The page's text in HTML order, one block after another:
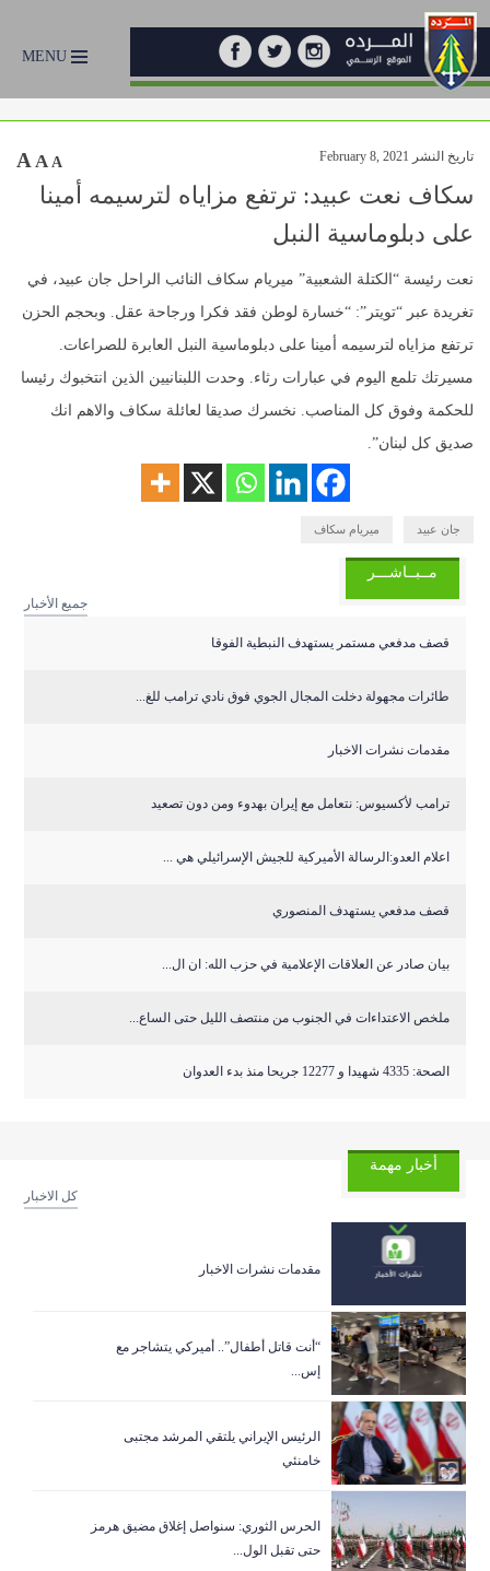
MENU
تاريخ النشر February 8, 2021 A A A
سكاف نعت عبيد: ترتفع مزاياه لترسيمه أمينا
على دبلوماسية النبل
نعت رئيسة “الكتلة الشعبية” ميريام سكاف النائب الراحل جان عبيد، في
تغريدة عبر “تويتر”: “خسارة لوطن فقد فكرا ورجاحة عقل. وبحجم الحزن
ترتفع مزاياه لترسيمه أمينا على دبلوماسية النبل العابرة للصراعات.
مسيرتك تلمع اليوم في عبارات رثاء. وحدت اللبنانيين الذين انتخبوك رئيسا
للحكمة وفوق كل المناصب. نخسرك صديقا لعائلة سكاف والاهم انك
صديق كل لبنان”.
جان عبيد ميريام سكاف
مــبــاشـــر
جميع الأخبار
قصف مدفعي مستمر يستهدف النبطية الفوقا
طائرات مجهولة دخلت المجال الجوي فوق نادي ترامب للغ...
مقدمات نشرات الاخبار
ترامب لأكسيوس: نتعامل مع إيران بهدوء ومن دون تصعيد
اعلام العدو:الرسالة الأميركية للجيش الإسرائيلي هي ...
قصف مدفعي يستهدف المنصوري
بيان صادر عن العلاقات الإعلامية في حزب الله: ان ال...
ملخص الاعتداءات في الجنوب من منتصف الليل حتى الساع...
الصحة: 4335 شهيدا و 12277 جريحا منذ بدء العدوان
أخبار مهمة
كل الاخبار
مقدمات نشرات الاخبار
“أنت قاتل أطفال”.. أميركي يتشاجر مع
إس...
الرئيس الإيراني يلتقي المرشد مجتبى
خامنئي
الحرس الثوري: سنواصل إغلاق مضيق هرمز
حتى تقبل الول...